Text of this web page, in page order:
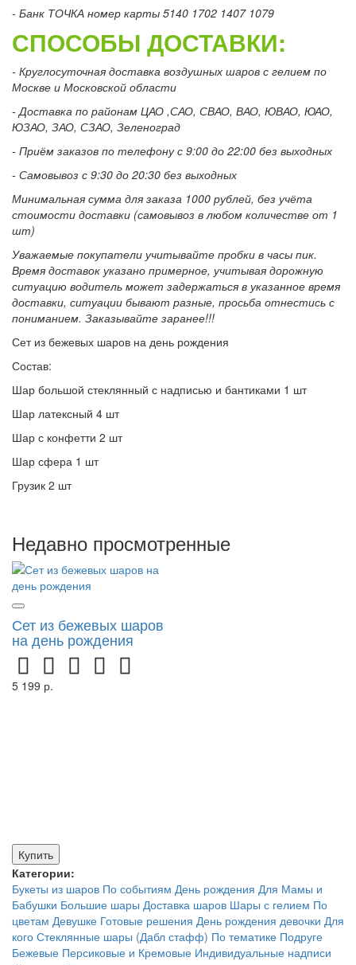
- Банк ТОЧКА номер карты 5140 1702 1407 1079
СПОСОБЫ ДОСТАВКИ:
- Круглосуточная доставка воздушных шаров с гелием по
Москве и Московской области
- Доставка по районам ЦАО ,САО, СВАО, ВАО, ЮВАО, ЮАО,
ЮЗАО, ЗАО, СЗАО, Зеленоград
- Приём заказов по телефону с 9:00 до 22:00 без выходных
- Самовывоз с 9:30 до 20:30 без выходных
Минимальная сумма для заказа 1000 рублей, без учёта
стоимости доставки (самовывоз в любом количестве от 1
шт)
Уважаемые покупатели учитывайте пробки в часы пик.
Время доставок указано примерное, учитывая дорожную
ситуацию водитель может задержаться в указанное время
доставки, ситуации бывают разные, просьба отнестись с
пониманием. Заказывайте заранее!!!
Сет из бежевых шаров на день рождения
Состав:
Шар большой стеклянный с надписью и бантиками 1 шт
Шар латексный 4 шт
Шар с конфетти 2 шт
Шар сфера 1 шт
Грузик 2 шт
Недавно просмотренные
Сет из бежевых шаров
на день рождения
5 199 р.
Купить
Категории:
Букеты из шаров По событиям День рождения Для Мамы и
Бабушки Большие шары Доставка шаров Шары с гелием По
цветам Девушке Готовые решения День рождения девочки Для
кого Стеклянные шары (Дабл стафф) По тематике Подруге
Бежевые Персиковые и Кремовые Индивидуальные надписи